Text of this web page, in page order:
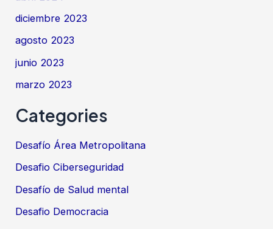
diciembre 2023
agosto 2023
junio 2023
marzo 2023
Categories
Desafío Área Metropolitana
Desafio Ciberseguridad
Desafío de Salud mental
Desafio Democracia